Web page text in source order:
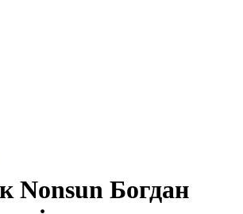
Nonsun Богдан